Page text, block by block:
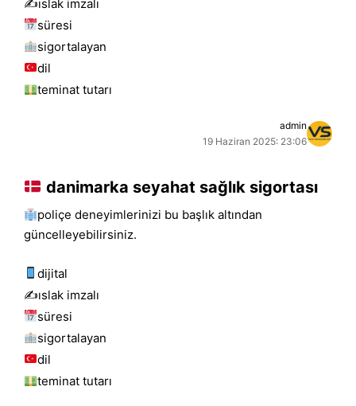
✍️islak i̇mzalı
süresi
sigortalayan
dil
teminat tutarı
admin
19 Haziran 2025: 23:06
danimarka seyahat sağlık sigortası
poliçe deneyimlerinizi bu başlık altından
güncelleyebilirsiniz.
dijital
✍️islak i̇mzalı
süresi
sigortalayan
dil
teminat tutarı